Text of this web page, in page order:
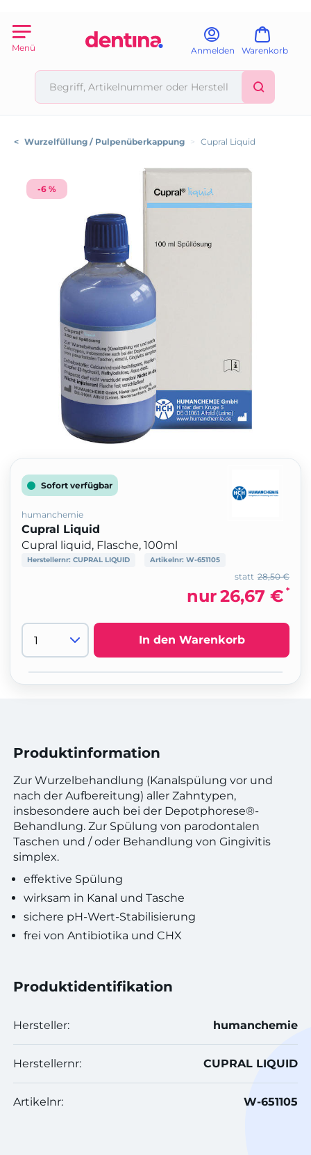
Menü Anmelden Warenkorb
< Wurzelfüllung / Pulpenüberkappung > Cupral Liquid
-6 %
Sofort verfügbar
humanchemie
Cupral Liquid
Cupral liquid, Flasche, 100ml
Herstellernr: CUPRAL LIQUID Artikelnr: W-651105
28,50 €
statt
nur26,67 € *
In den Warenkorb
Produktinformation
Zur Wurzelbehandlung (Kanalspülung vor und
nach der Aufbereitung) aller Zahntypen,
insbesondere auch bei der Depotphorese®-
Behandlung. Zur Spülung von parodontalen
Taschen und / oder Behandlung von Gingivitis
simplex.
effektive Spülung
wirksam in Kanal und Tasche
sichere pH-Wert-Stabilisierung
frei von Antibiotika und CHX
Produktidentifikation
Hersteller: humanchemie
Herstellernr: CUPRAL LIQUID
Artikelnr: W-651105